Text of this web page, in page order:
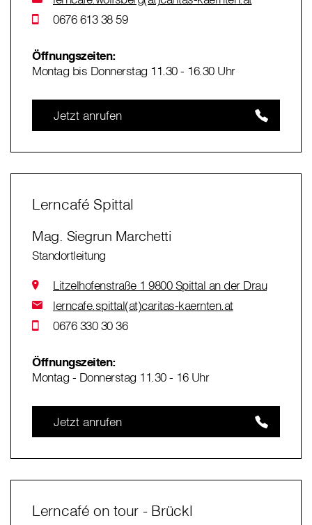
0676 613 38 59
Öffnungszeiten:
Montag bis Donnerstag 11.30 - 16.30 Uhr
Jetzt anrufen
Lerncafé Spittal
Mag. Siegrun Marchetti
Standortleitung
Litzelhofenstraße 1 9800 Spittal an der Drau
lerncafe.spittal(at)caritas-kaernten.at
0676 330 30 36
Öffnungszeiten:
Montag - Donnerstag 11.30 - 16 Uhr
Jetzt anrufen
Lerncafé on tour - Brückl